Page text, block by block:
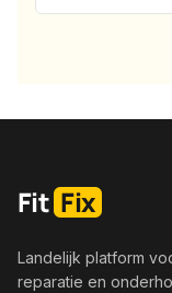
Fit Fix
Landelijk platform
reparatie en